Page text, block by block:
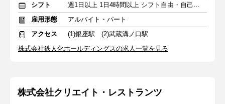
シフト
週1日以上 1日4時間以上 シフト自由・自己申告
雇用形態
アルバイト・パート
アクセス
(1)銀座駅 (2)武蔵溝ノ口駅
株式会社鉄人化ホールディングスの求人一覧を見る
株式会社クリエイト・レストランツ